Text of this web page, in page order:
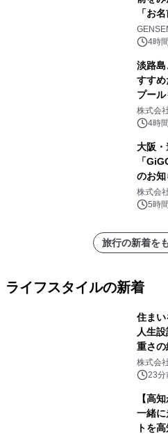
「お
(土)よ
4時
淡路島
すす
プー
日1組
森」の
株式会
4時
大阪
「
のお知
株式会
5時
旅行の新着を
ライフスタイルの新着
住まい
人生
重さ
株式会
23分
【高
一緒
トを